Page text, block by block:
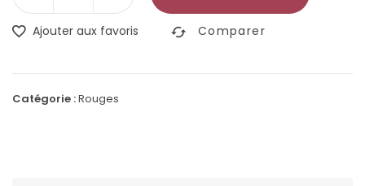
Ajouter aux favoris Comparer
Catégorie :Rouges